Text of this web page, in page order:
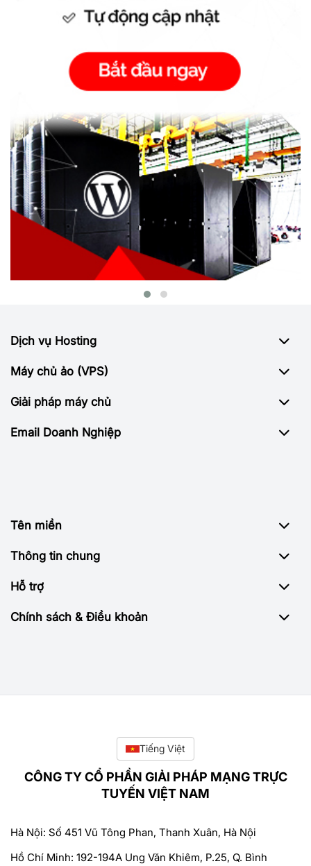
Dịch vụ Hosting
Máy chủ ảo (VPS)
Giải pháp máy chủ
Email Doanh Nghiệp
Tên miền
Thông tin chung
Hỗ trợ
Chính sách & Điều khoản
Tiếng Việt
CÔNG TY CỔ PHẦN GIẢI PHÁP MẠNG TRỰC
TUYẾN VIỆT NAM
Hà Nội: Số 451 Vũ Tông Phan, Thanh Xuân, Hà Nội
Hồ Chí Minh: 192-194A Ung Văn Khiêm, P.25, Q. Bình